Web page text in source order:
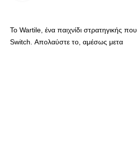
Το Wartile, ένα παιχνίδι στρατηγικής που
Switch. Απολαύστε το, αμέσως μετα